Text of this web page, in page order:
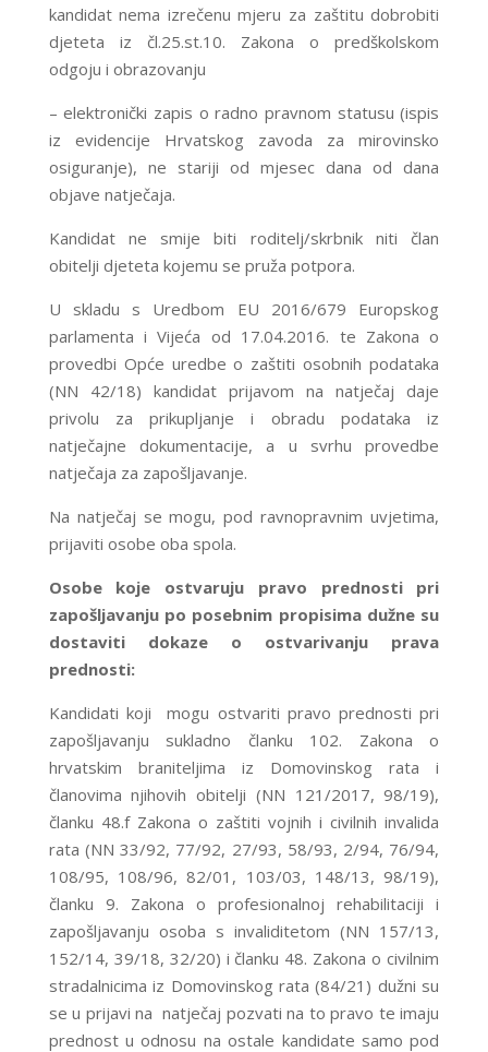
kandidat nema izrečenu mjeru za zaštitu dobrobiti
djeteta iz čl.25.st.10. Zakona o predškolskom
odgoju i obrazovanju
– elektronički zapis o radno pravnom statusu (ispis
iz evidencije Hrvatskog zavoda za mirovinsko
osiguranje), ne stariji od mjesec dana od dana
objave natječaja.
Kandidat ne smije biti roditelj/skrbnik niti član
obitelji djeteta kojemu se pruža potpora.
U skladu s Uredbom EU 2016/679 Europskog
parlamenta i Vijeća od 17.04.2016. te Zakona o
provedbi Opće uredbe o zaštiti osobnih podataka
(NN 42/18) kandidat prijavom na natječaj daje
privolu za prikupljanje i obradu podataka iz
natječajne dokumentacije, a u svrhu provedbe
natječaja za zapošljavanje.
Na natječaj se mogu, pod ravnopravnim uvjetima,
prijaviti osobe oba spola.
Osobe koje ostvaruju pravo prednosti pri
zapošljavanju po posebnim propisima dužne su
dostaviti dokaze o ostvarivanju prava
prednosti:
Kandidati koji mogu ostvariti pravo prednosti pri
zapošljavanju sukladno članku 102. Zakona o
hrvatskim braniteljima iz Domovinskog rata i
članovima njihovih obitelji (NN 121/2017, 98/19),
članku 48.f Zakona o zaštiti vojnih i civilnih invalida
rata (NN 33/92, 77/92, 27/93, 58/93, 2/94, 76/94,
108/95, 108/96, 82/01, 103/03, 148/13, 98/19),
članku 9. Zakona o profesionalnoj rehabilitaciji i
zapošljavanju osoba s invaliditetom (NN 157/13,
152/14, 39/18, 32/20) i članku 48. Zakona o civilnim
stradalnicima iz Domovinskog rata (84/21) dužni su
se u prijavi na natječaj pozvati na to pravo te imaju
prednost u odnosu na ostale kandidate samo pod